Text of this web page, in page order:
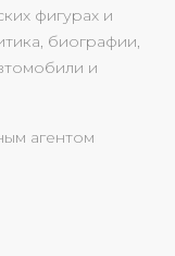
фигурах и
биографии,
и
агентом